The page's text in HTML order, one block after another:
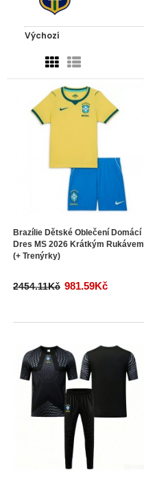
Brazílie Dětské Oblečení Domácí
Dres MS 2026 Krátkým Rukávem
(+ Trenýrky)
2454.11Kč 981.59Kč